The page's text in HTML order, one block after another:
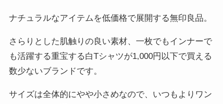
ナチュラルなアイテムを低価格で展開する無印良品。
さらりとした肌触りの良い素材、一枚でもインナーで
も活躍する重宝する白Tシャツが1,000円以下で買える
数少ないブランドです。
サイズは全体的にやや小さめなので、いつもよりワン